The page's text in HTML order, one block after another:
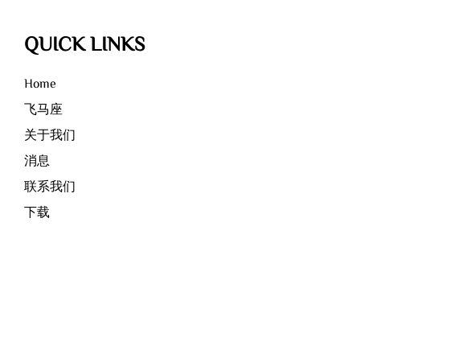
QUICK LINKS
Home
飞马座
关于我们
消息
联系我们
下载